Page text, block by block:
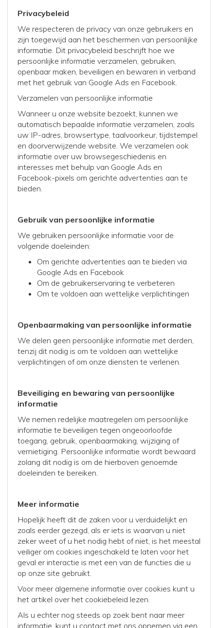
Privacybeleid
We respecteren de privacy van onze gebruikers en
zijn toegewijd aan het beschermen van persoonlijke
informatie. Dit privacybeleid beschrijft hoe we
persoonlijke informatie verzamelen, gebruiken,
openbaar maken, beveiligen en bewaren in verband
met het gebruik van Google Ads en Facebook.
Verzamelen van persoonlijke informatie
Wanneer u onze website bezoekt, kunnen we
automatisch bepaalde informatie verzamelen, zoals
uw IP-adres, browsertype, taalvoorkeur, tijdstempel
en doorverwijzende website. We verzamelen ook
informatie over uw browsegeschiedenis en
interesses met behulp van Google Ads en
Facebook-pixels om gerichte advertenties aan te
bieden.
Gebruik van persoonlijke informatie
We gebruiken persoonlijke informatie voor de
volgende doeleinden:
Om gerichte advertenties aan te bieden via
Google Ads en Facebook
Om de gebruikerservaring te verbeteren
Om te voldoen aan wettelijke verplichtingen
Openbaarmaking van persoonlijke informatie
We delen geen persoonlijke informatie met derden,
tenzij dit nodig is om te voldoen aan wettelijke
verplichtingen of om onze diensten te verlenen.
Beveiliging en bewaring van persoonlijke
informatie
We nemen redelijke maatregelen om persoonlijke
informatie te beveiligen tegen ongeoorloofde
toegang, gebruik, openbaarmaking, wijziging of
vernietiging. Persoonlijke informatie wordt bewaard
zolang dit nodig is om de hierboven genoemde
doeleinden te bereiken.
Meer informatie
Hopelijk heeft dit de zaken voor u verduidelijkt en
zoals eerder gezegd, als er iets is waarvan u niet
zeker weet of u het nodig hebt of niet, is het meestal
veiliger om cookies ingeschakeld te laten voor het
geval er interactie is met een van de functies die u
op onze site gebruikt.
Voor meer algemene informatie over cookies kunt u
het artikel over het cookiebeleid lezen.
Als u echter nog steeds op zoek bent naar meer
informatie, kunt u contact met ons opnemen via een